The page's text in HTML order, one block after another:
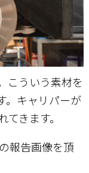
こういう素材を
。キャリパーが
きます。
報告画像を頂